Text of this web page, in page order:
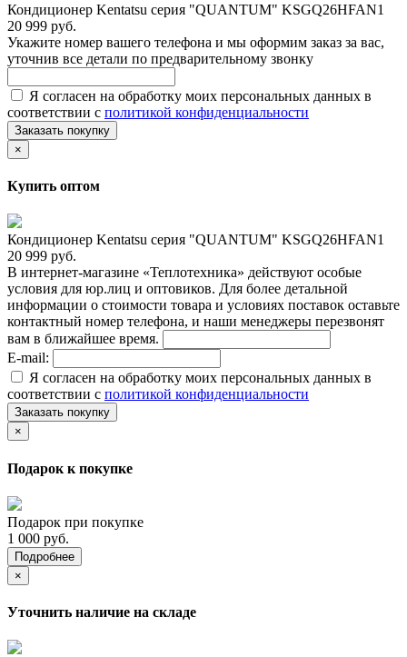
Кондиционер Kentatsu серия "QUANTUM" KSGQ26HFAN1
20 999 руб.
Укажите номер вашего телефона и мы оформим заказ за вас,
уточнив все детали по предварительному звонку
Я согласен на обработку моих персональных данных в
соответствии с политикой конфиденциальности
Заказать покупку
×
Купить оптом
Кондиционер Kentatsu серия "QUANTUM" KSGQ26HFAN1
20 999 руб.
В интернет-магазине «Теплотехника» действуют особые
условия для юр.лиц и оптовиков. Для более детальной
информации о стоимости товара и условиях поставок оставьте
контактный номер телефона, и наши менеджеры перезвонят
вам в ближайшее время.
E-mail:
Я согласен на обработку моих персональных данных в
соответствии с политикой конфиденциальности
Заказать покупку
×
Подарок к покупке
Подарок при покупке
1 000 руб.
Подробнее
×
Уточнить наличие на складе